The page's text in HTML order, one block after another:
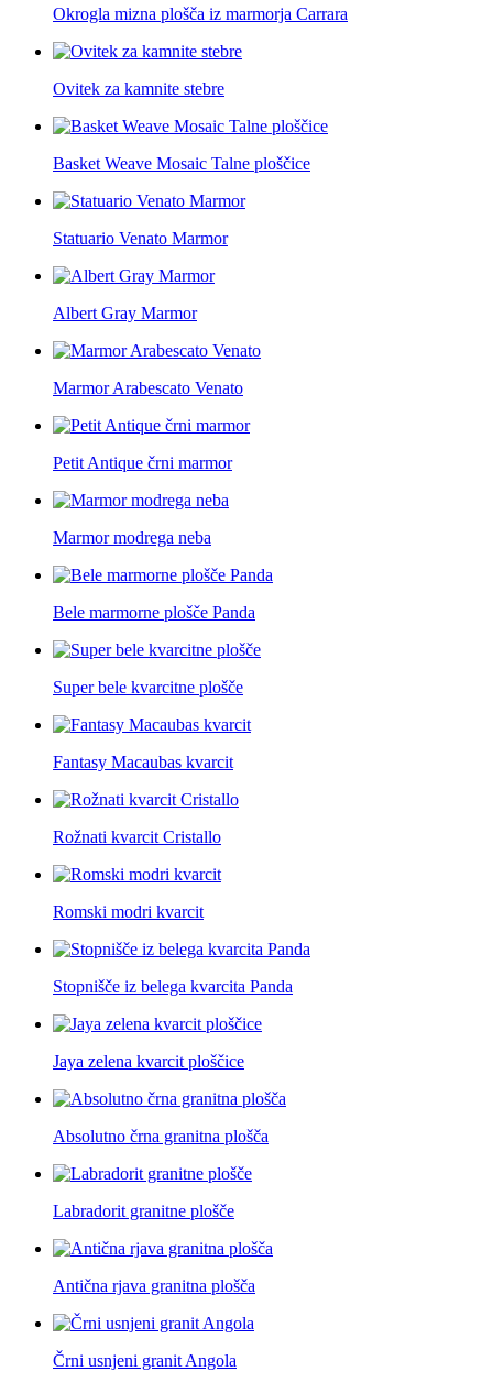
Okrogla mizna plošča iz marmorja Carrara
Ovitek za kamnite stebre
Basket Weave Mosaic Talne ploščice
Statuario Venato Marmor
Albert Gray Marmor
Marmor Arabescato Venato
Petit Antique črni marmor
Marmor modrega neba
Bele marmorne plošče Panda
Super bele kvarcitne plošče
Fantasy Macaubas kvarcit
Rožnati kvarcit Cristallo
Romski modri kvarcit
Stopnišče iz belega kvarcita Panda
Jaya zelena kvarcit ploščice
Absolutno črna granitna plošča
Labradorit granitne plošče
Antična rjava granitna plošča
Črni usnjeni granit Angola